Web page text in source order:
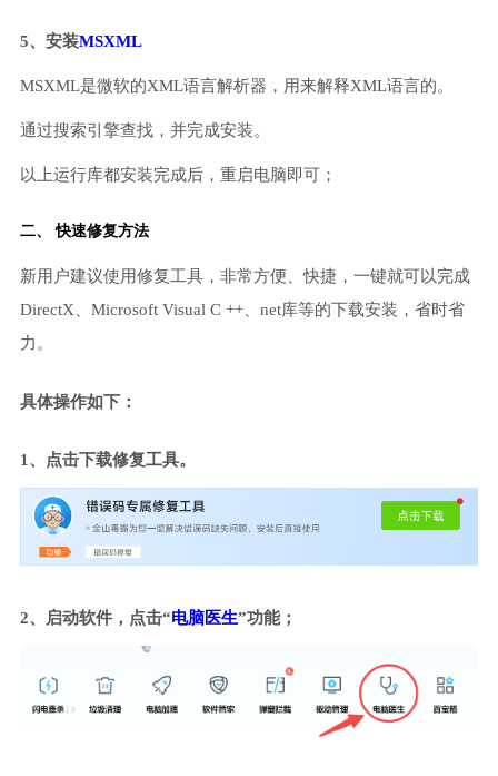
5、安装MSXML
MSXML是微软的XML语言解析器，用来解释XML语言的。
通过搜索引擎查找，并完成安装。
以上运行库都安装完成后，重启电脑即可；
二、 快速修复方法
新用户建议使用修复工具，非常方便、快捷，一键就可以完成
DirectX、Microsoft Visual C ++、net库等的下载安装，省时省
力。
具体操作如下：
1、点击下载修复工具。
2、启动软件，点击“电脑医生”功能；